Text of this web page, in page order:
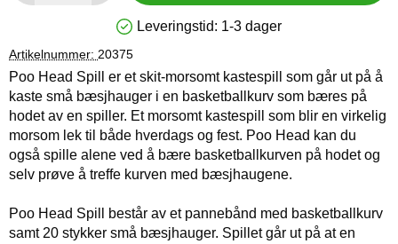
Produkttilgjengelighet: På lager
Leveringstid: 1-3 dager
Artikelnummer: 20375
Poo Head Spill er et skit-morsomt kastespill som går ut på å
kaste små bæsjhauger i en basketballkurv som bæres på
hodet av en spiller. Et morsomt kastespill som blir en virkelig
morsom lek til både hverdags og fest. Poo Head kan du
også spille alene ved å bære basketballkurven på hodet og
selv prøve å treffe kurven med bæsjhaugene.
Poo Head Spill består av et pannebånd med basketballkurv
samt 20 stykker små bæsjhauger. Spillet går ut på at en